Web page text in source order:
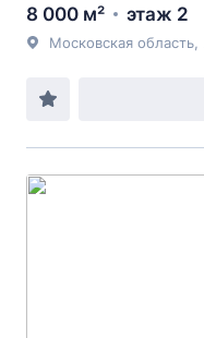
8 000 м² этаж 2
Московская область